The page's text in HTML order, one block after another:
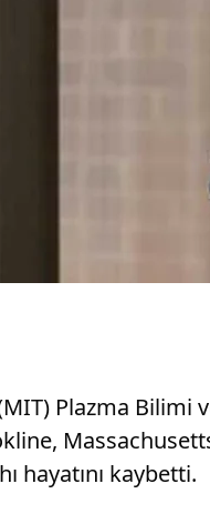
Plazma Bilimi
hayatını kaybetti.